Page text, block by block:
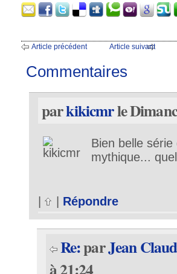
Article précédent Article suivant
Commentaires
parkikicmrle
Bien belle
mythique...
| | Répondre
Re:parJean
à 21:24